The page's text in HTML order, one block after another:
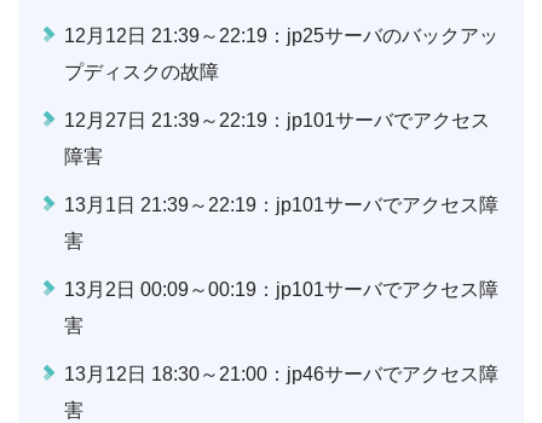
12月12日 21:39～22:19：jp25サーバのバックアッ
プディスクの故障
12月27日 21:39～22:19：jp101サーバでアクセス
障害
13月1日 21:39～22:19：jp101サーバでアクセス障
害
13月2日 00:09～00:19：jp101サーバでアクセス障
害
13月12日 18:30～21:00：jp46サーバでアクセス障
害